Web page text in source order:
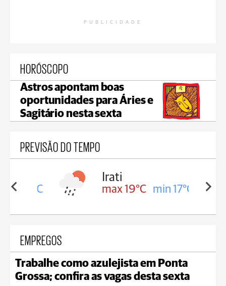
PUBLICIDADE
HORÓSCOPO
Astros apontam boas
oportunidades para Áries e
Sagitário nesta sexta
PREVISÃO DO TEMPO
18°C
Irati
max 19°C min 17°C
EMPREGOS
Trabalhe como azulejista em Ponta
Grossa; confira as vagas desta sexta